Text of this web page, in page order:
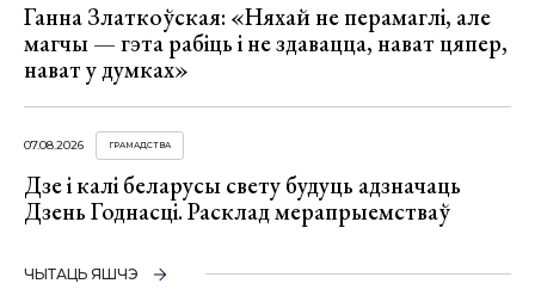
Ганна Златкоўская: «Няхай не перамаглі, але
магчы — гэта рабіць і не здавацца, нават цяпер,
нават у думках»
07.08.2026 ГРАМАДСТВА
Дзе і калі беларусы свету будуць адзначаць
Дзень Годнасці. Расклад мерапрыемстваў
ЧЫТАЦЬ ЯШЧЭ